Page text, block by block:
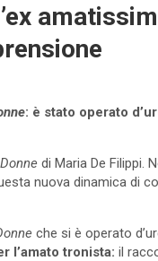
: è stato operato
di Maria De Filippi.
nuova dinamica di
che si è operato
l’amato tronista: il